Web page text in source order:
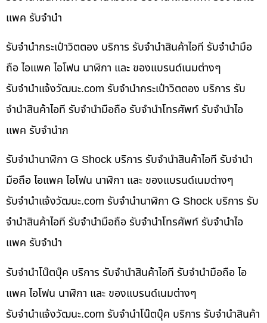
แพค รับจำนำ
รับจำนำกระเป๋าวิตตอง บริการ รับจำนำสินค้าไอที รับจำนำมือ
ถือ ไอแพค ไอโฟน นาฬิกา และ ของแบรนด์เนมต่างๆ
รับจํานําแจ้งวัฒนะ.com รับจำนำกระเป๋าวิตตอง บริการ รับ
จำนำสินค้าไอที รับจำนำมือถือ รับจำนำโทรศัพท์ รับจำนำไอ
แพค รับจำนำก
รับจำนำนาฬิกา G Shock บริการ รับจำนำสินค้าไอที รับจำนำ
มือถือ ไอแพค ไอโฟน นาฬิกา และ ของแบรนด์เนมต่างๆ
รับจํานําแจ้งวัฒนะ.com รับจำนำนาฬิกา G Shock บริการ รับ
จำนำสินค้าไอที รับจำนำมือถือ รับจำนำโทรศัพท์ รับจำนำไอ
แพค รับจำนำ
รับจำนำโน๊ตบุ๊ค บริการ รับจำนำสินค้าไอที รับจำนำมือถือ ไอ
แพค ไอโฟน นาฬิกา และ ของแบรนด์เนมต่างๆ
รับจํานําแจ้งวัฒนะ.com รับจำนำโน๊ตบุ๊ค บริการ รับจำนำสินค้า